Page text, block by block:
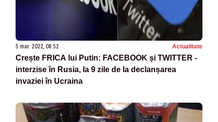
5 mar. 2022, 08:52 Actualitate
Crește FRICA lui Putin: FACEBOOK și TWITTER -
interzise în Rusia, la 9 zile de la declanșarea
invaziei în Ucraina